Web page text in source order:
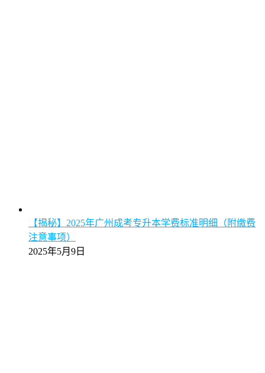
【揭秘】2025年广州成考专升本学费标准明细（附缴费
注意事项）
2025年5月9日